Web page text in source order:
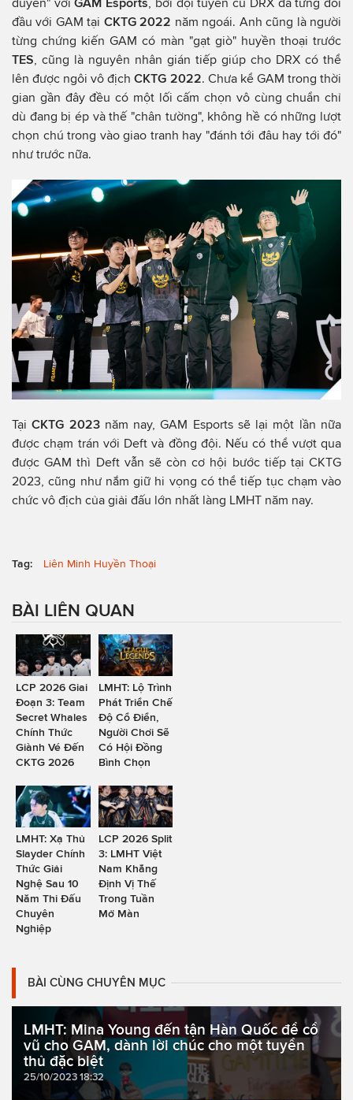
duyên" vớiGAM Esports , bởi đội tuyển cũ DRX đã từng đối
đầu với GAM tại CKTG 2022 năm ngoái. Anh cũng là người
từng chứng kiến GAM có màn "gạt giò" huyền thoại trước
TES , cũng là nguyên nhân gián tiếp giúp cho DRX có thể
lên được ngôi vô địchCKTG 2022. Chưa kể GAM trong thời
gian gần đây đều có một lối cấm chọn vô cùng chuẩn chỉ
dù đang bị ép và thế "chân tường", không hề có những lượt
chọn chú trong vào giao tranh hay "đánh tới đâu hay tới đó"
như trước nữa.
TạiCKTG 2023năm nay, GAM Esports sẽ lại một lần nữa
được chạm trán với Deft và đồng đội. Nếu có thể vượt qua
được GAM thì Deft vẫn sẽ còn cơ hội bước tiếp tại CKTG
2023, cũng như nắm giữ hi vọng có thể tiếp tục chạm vào
chức vô địch của giải đấu lớn nhất làng LMHT năm nay.
Tag: Liên Minh Huyền Thoại
BÀI LIÊN QUAN
LCP 2026 Giai
Đoạn 3: Team
Secret Whales
Chính Thức
Giành Vé Đến
CKTG 2026
LMHT: Lộ Trình
Phát Triển Chế
Độ Cổ Điển,
Người Chơi Sẽ
Có Hội Đồng
Bình Chọn
LMHT: Xạ Thủ
Slayder Chính
Thức Giải
Nghệ Sau 10
Năm Thi Đấu
Chuyên
Nghiệp
LCP 2026 Split
3: LMHT Việt
Nam Khẳng
Định Vị Thế
Trong Tuần
Mở Màn
BÀI CÙNG CHUYÊN MỤC
LMHT: Mina Young đến tận Hàn Quốc để cổ
vũ cho GAM, dành lời chúc cho một tuyển
thủ đặc biệt
25/10/2023 18:32